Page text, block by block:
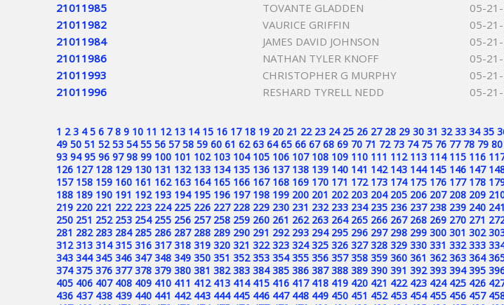
21011985
TOVANTE GLADDEN
05-
21011982
VAURICE GRIFFIN
05-
21011984
JAMES DAVID JOHNSON
05-
21011986
NATHAN TYLER KNOFF
05-
21011993
CHRISTOPHER G MURPHY
05-
21011996
RESHARD TYRELL NEDD 05-
1 2 3 4 5 6 7 8 9 10 11 12 13 14 15 16 17 18 19 20 21 22 23 24 25 26 27 28 29 30 31 32 33 34 35
49 50 51 52 53 54 55 56 57 58 59 60 61 62 63 64 65 66 67 68 69 70 71 72 73 74 75 76 77 78 79 80
93 94 95 96 97 98 99 100 101 102 103 104 105 106 107 108 109 110 111 112 113 114 115 116
126 127 128 129 130 131 132 133 134 135 136 137 138 139 140 141 142 143 144 145 146 147
157 158 159 160 161 162 163 164 165 166 167 168 169 170 171 172 173 174 175 176 177 178
188 189 190 191 192 193 194 195 196 197 198 199 200 201 202 203 204 205 206 207 208 209
219 220 221 222 223 224 225 226 227 228 229 230 231 232 233 234 235 236 237 238 239 240 241
250 251 252 253 254 255 256 257 258 259 260 261 262 263 264 265 266 267 268 269 270 271
281 282 283 284 285 286 287 288 289 290 291 292 293 294 295 296 297 298 299 300 301 302
312 313 314 315 316 317 318 319 320 321 322 323 324 325 326 327 328 329 330 331 332 333
343 344 345 346 347 348 349 350 351 352 353 354 355 356 357 358 359 360 361 362 363 364
374 375 376 377 378 379 380 381 382 383 384 385 386 387 388 389 390 391 392 393 394 395
405 406 407 408 409 410 411 412 413 414 415 416 417 418 419 420 421 422 423 424 425 426
436 437 438 439 440 441 442 443 444 445 446 447 448 449 450 451 452 453 454 455 456 457